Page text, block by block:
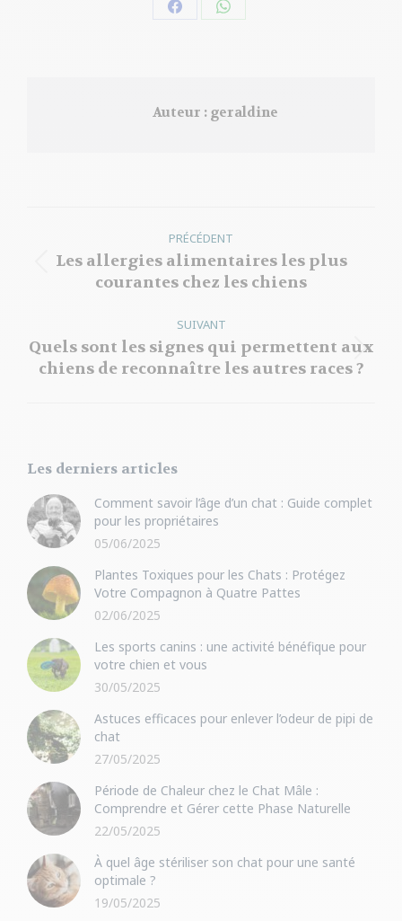
PartagerPartager
Auteur : geraldine
article
PRÉCÉDENT
Article
:
Les allergies alimentaires les plus
courantes chez les chiens
SUIVANT
Article
Quels sont les signes qui permettent aux
chiens de reconnaître les autres races ?
Les derniers articles
Comment savoir l’âge d’un chat : Guide complet
pour les propriétaires
05/06/2025
Plantes Toxiques pour les Chats : Protégez
Votre Compagnon à Quatre Pattes
02/06/2025
Les sports canins : une activité bénéfique pour
votre chien et vous
30/05/2025
Astuces efficaces pour enlever l’odeur de pipi de
chat
27/05/2025
Période de Chaleur chez le Chat Mâle :
Comprendre et Gérer cette Phase Naturelle
22/05/2025
À quel âge stériliser son chat pour une santé
optimale ?
19/05/2025